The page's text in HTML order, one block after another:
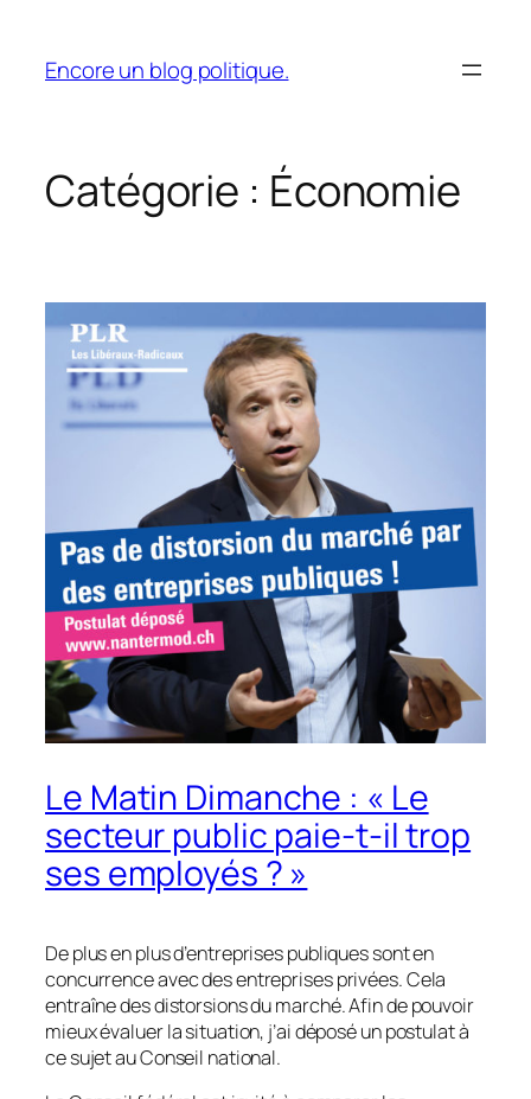
contenu
Encore un blog politique.
Catégorie : Économie
Le Matin Dimanche : « Le
secteur public paie-t-il trop
ses employés ? »
De plus en plus d’entreprises publiques sont en
concurrence avec des entreprises privées. Cela
entraîne des distorsions du marché. Afin de pouvoir
mieux évaluer la situation, j’ai déposé un postulat à
ce sujet au Conseil national.